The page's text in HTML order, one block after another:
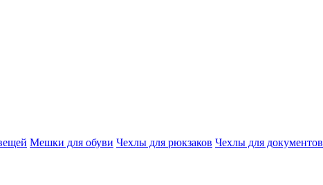
Мешки для обуви Чехлы для рюкзаков Чехлы для документов